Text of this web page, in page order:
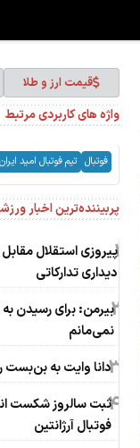
قیمت ارز و طلا
واژه های کاربردی مرتبط
فوتبال تیم فوتبال امید ایران
پربیننده‌ترین اخبار
1پیروزی استقلال
دیداری تدارکاتی
2بیرمن: برای رسیدن به
نمی‌مانم
3دانا وایت به بن‌بست
4ثبت سالروز شکست
فوتبال آرژانتین